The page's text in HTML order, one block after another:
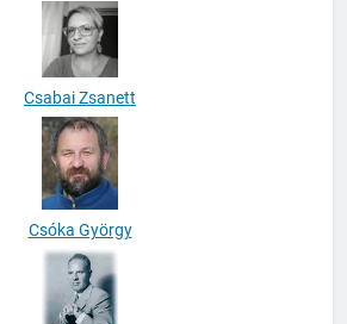
Csabai Zsanett
Csóka György